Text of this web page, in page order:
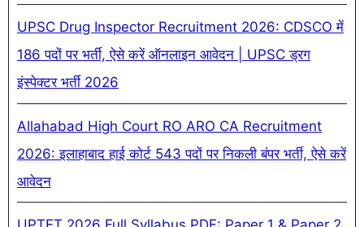
UPSC Drug Inspector Recruitment 2026: CDSCO में
186 पदों पर भर्ती, ऐसे करें ऑनलाइन आवेदन | UPSC ड्रग
इंस्पेक्टर भर्ती 2026
Allahabad High Court RO ARO CA Recruitment
2026: इलाहाबाद हाई कोर्ट 543 पदों पर निकली बंपर भर्ती, ऐसे करें
आवेदन